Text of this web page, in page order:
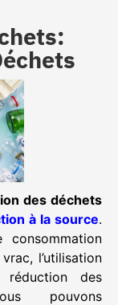
des déchets
à la source.
l’utilisation
des
pouvons